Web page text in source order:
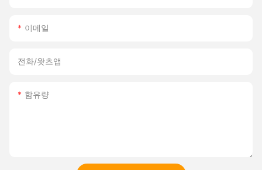
이메일
전화/왓츠앱
함유량